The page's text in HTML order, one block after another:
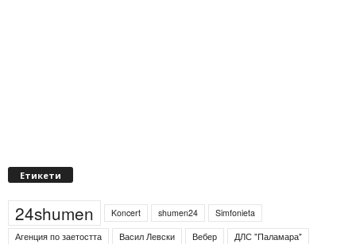
Етикети
24shumen Koncert shumen24
Simfonieta
Агенция по заетостта
Васил Левски Вебер
ДЛС "Паламара"